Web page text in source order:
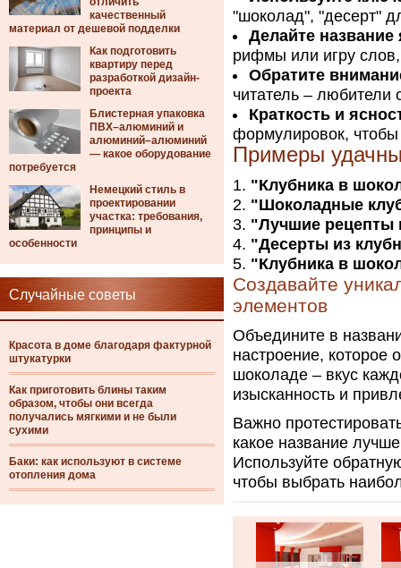
качественный
материал от дешевой подделки
Как подготовить
квартиру перед
разработкой дизайн-
проекта
Блистерная упаковка
ПВХ–алюминий и
алюминий–алюминий
— какое оборудование
потребуется
Немецкий стиль в
проектировании
участка: требования,
принципы и
особенности
Случайные советы
Красота в доме благодаря фактурной
штукатурки
Как приготовить блины таким
образом, чтобы они всегда
получались мягкими и не были
сухими
Баки: как используют в системе
отопления дома
"шоколад", "десерт"
Делайте
рифмы или игру
Обратите
читатель – любители
Краткость и
формулировок, чтобы
Примеры
"Клубника в
"Шоколадные
"Лучшие рецепты
"Десерты из
"Клубника в
Создавайте
элементов
Объедините в
настроение, которое
шоколаде – вкус
изысканность и
Важно
какое название
Используйте
чтобы выбрать